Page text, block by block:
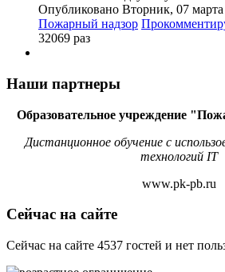
Опубликовано Вторник, 07 марта
Пожарный надзор
32069 раз
Наши партнеры
Образовательное учреждение
Дистанционное обучение с
технологий IT
www.pk-pb.ru
Сейчас на сайте
Сейчас на сайте 4537 гостей и нет